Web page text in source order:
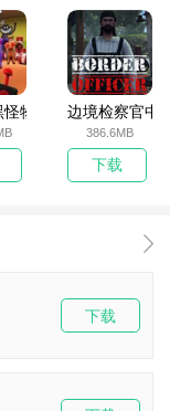
怪物生存挑战5边境检察官中
386.6MB
下载
下载